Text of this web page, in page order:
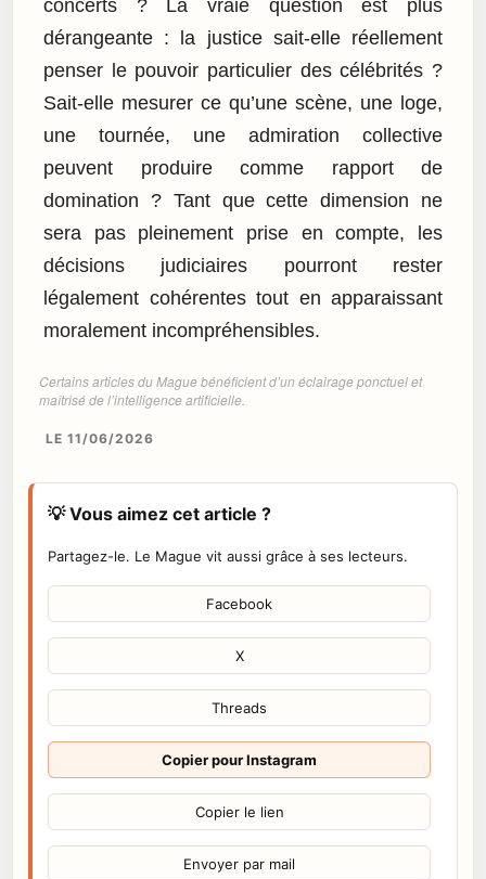
concerts ? La vraie question est plus
dérangeante : la justice sait-elle réellement
penser le pouvoir particulier des célébrités ?
Sait-elle mesurer ce qu’une scène, une loge,
une tournée, une admiration collective
peuvent produire comme rapport de
domination ? Tant que cette dimension ne
sera pas pleinement prise en compte, les
décisions judiciaires pourront rester
légalement cohérentes tout en apparaissant
moralement incompréhensibles.
Certains articles du Mague bénéficient d’un éclairage ponctuel et
maîtrisé de l’intelligence artificielle.
LE 11/06/2026
💡 Vous aimez cet article ?
Partagez-le. Le Mague vit aussi grâce à ses lecteurs.
Facebook
X
Threads
Copier pour Instagram
Copier le lien
Envoyer par mail